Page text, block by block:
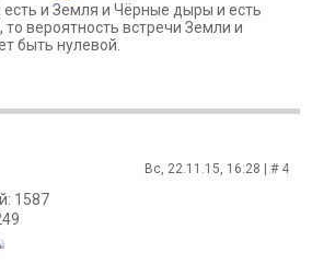
есть и Земля и Чёрные дыры и есть
вероятность встречи Земли и
быть нулевой.
Вс, 22.11.15, 16:28 | # 4
1587